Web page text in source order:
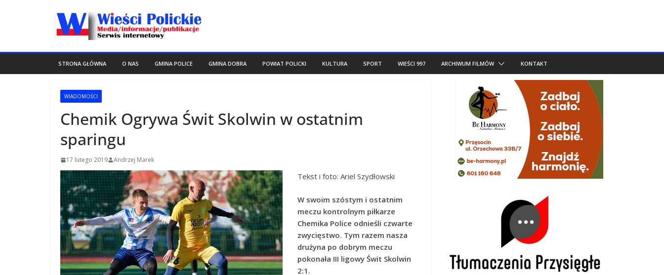
STRONA GŁÓWNA O NAS GMINA POLICE GMINA DOBRA POWIAT POLICKI KULTURA SPORT WIEŚCI 997 ARCHIWUM FILMÓW KONTAKT
WIADOMOŚCI
Chemik Ogrywa Świt Skolwin w ostatnim
sparingu
17 lutego 2019 Andrzej Marek
Tekst i foto: Ariel Szydłowski
W swoim szóstym i ostatnim
meczu kontrolnym piłkarze
Chemika Police odnieśli czwarte
zwycięstwo. Tym razem nasza
drużyna po dobrym meczu
pokonała III ligowy Świt Skolwin
2:1.